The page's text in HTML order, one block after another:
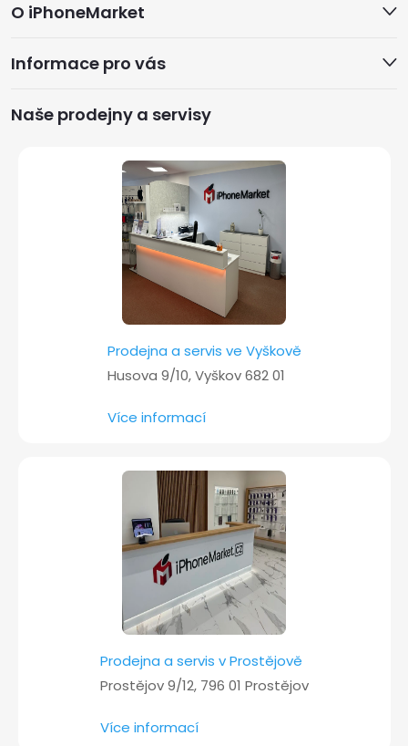
á
p
a
O iPhoneMarket
Informace pro vás
Naše prodejny a servisy
Prodejna a servis ve Vyškově
Husova 9/10, Vyškov 682 01
Více informací
Prodejna a servis v Prostějově
Prostějov 9/12, 796 01 Prostějov
Více informací